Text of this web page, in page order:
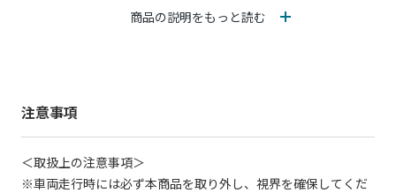
ることなく常備できます。
・フロントウィンドウ部 950×1658mm
・サイド部(片側) 485×1070mm
材質：ポリエステル
商品の説明をもっと読む
注意事項
＜取扱上の注意事項＞
※車両走行時には必ず本商品を取り外し、視界を確保してくだ